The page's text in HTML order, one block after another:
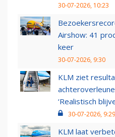
30-07-2026, 10:23
Airshow: 41
keer
30-07-2026, 9:30
KLM ziet
‘Realistisch
30-07-2026, 9:29
KLM laat